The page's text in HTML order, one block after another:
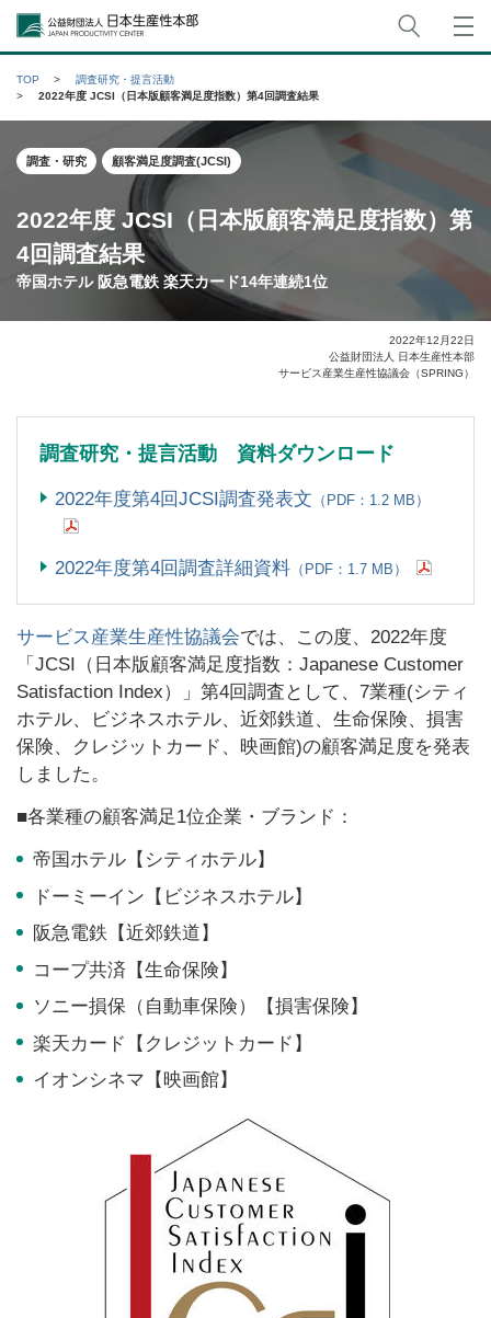
公益財団法人日本生産性本部
TOP
調査研究・提言活動
2022年度 JCSI（日本版顧客満足度指数）第4回調査結果
調査・研究 顧客満足度調査(JCSI)
2022年度 JCSI（日本版顧客満足度指数）第
4回調査結果
帝国ホテル 阪急電鉄 楽天カード14年連続1位
2022年12月22日
公益財団法人 日本生産性本部
サービス産業生産性協議会（SPRING）
調査研究・提言活動 資料ダウンロード
2022年度第4回JCSI調査発表文 （PDF：1.2 MB）
2022年度第4回調査詳細資料 （PDF：1.7 MB）
サービス産業生産性協議会では、この度、2022年度
「JCSI（日本版顧客満足度指数：Japanese Customer
Satisfaction Index）」第4回調査として、7業種(シティ
ホテル、ビジネスホテル、近郊鉄道、生命保険、損害
保険、クレジットカード、映画館)の顧客満足度を発表
しました。
■各業種の顧客満足1位企業・ブランド：
帝国ホテル【シティホテル】
ドーミーイン【ビジネスホテル】
阪急電鉄【近郊鉄道】
コープ共済【生命保険】
ソニー損保（自動車保険）【損害保険】
楽天カード【クレジットカード】
イオンシネマ【映画館】